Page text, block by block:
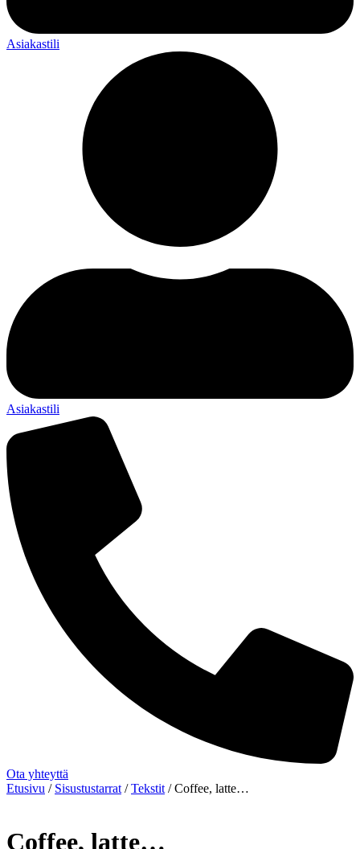
Asiakastili
Asiakastili
Ota yhteyttä
Etusivu / Sisustustarrat /Tekstit / Coffee, latte…
Coffee, latte…